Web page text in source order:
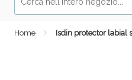
Home Isdin protector labial